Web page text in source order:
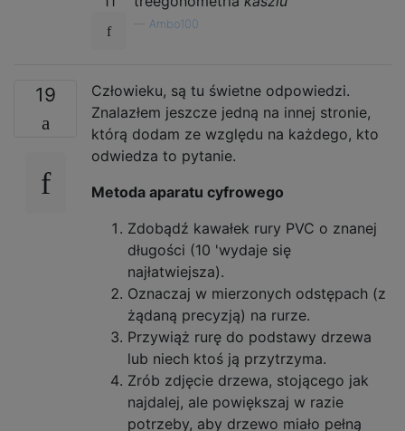
Ambo100
19
Człowieku, są tu świetne odpowiedzi.
Znalazłem jeszcze jedną na innej stronie,
którą dodam ze względu na każdego, kto
odwiedza to pytanie.
Metoda aparatu cyfrowego
Zdobądź kawałek rury PVC o znanej
długości (10 'wydaje się
najłatwiejsza).
Oznaczaj w mierzonych odstępach (z
żądaną precyzją) na rurze.
Przywiąż rurę do podstawy drzewa
lub niech ktoś ją przytrzyma.
Zrób zdjęcie drzewa, stojącego jak
najdalej, ale powiększaj w razie
potrzeby, aby drzewo miało pełną